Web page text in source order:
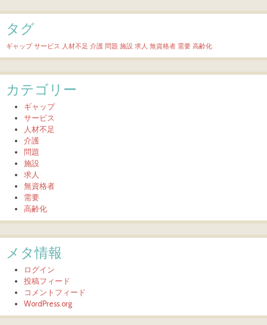
タグ
ギャップ サービス 人材不足 介護 問題 施設 求人 無資格者 需要 高齢化
カテゴリー
ギャップ
サービス
人材不足
介護
問題
施設
求人
無資格者
需要
高齢化
メタ情報
ログイン
投稿フィード
コメントフィード
WordPress.org